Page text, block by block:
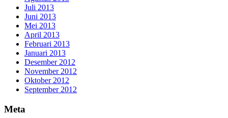
Juli 2013
Juni 2013
Mei 2013
April 2013
Februari 2013
Januari 2013
Desember 2012
November 2012
Oktober 2012
September 2012
Meta